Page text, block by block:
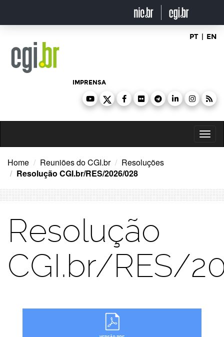
o
PT | EN
IMPRENSA
Home Reuniões do CGI.br
Resoluções
Resolução CGI.br/RES/2026/028
Resolução
CGI.br/RES/